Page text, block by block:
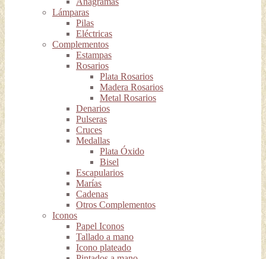
Lámparas
Pilas
Eléctricas
Complementos
Estampas
Rosarios
Plata Rosarios
Madera Rosarios
Metal Rosarios
Denarios
Pulseras
Cruces
Medallas
Plata Óxido
Bisel
Escapularios
Marías
Cadenas
Otros Complementos
Iconos
Papel Iconos
Tallado a mano
Icono plateado